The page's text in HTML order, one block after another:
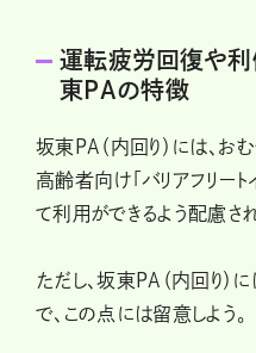
運転疲労回復や
東PAの特徴
坂東PA（内回り）には、お
高齢者向け「バリアフリート
て利用ができるよう配慮され
ただし、坂東PA（内回り）
で、この点には留意しよう。